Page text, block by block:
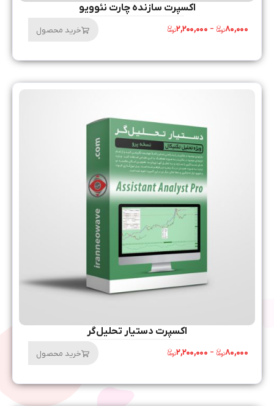
اکسپرت سازنده چارت نئوویو
۸۰,۰۰۰ – ۲,۲۰۰,۰۰۰ خرید محصول
اکسپرت دستیار تحلیل‌گر
۸۰,۰۰۰ – ۲,۲۰۰,۰۰۰ خرید محصول